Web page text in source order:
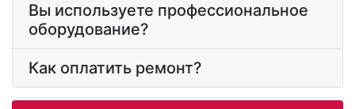
Вы используете профессиональное
оборудование?
Как оплатить ремонт?